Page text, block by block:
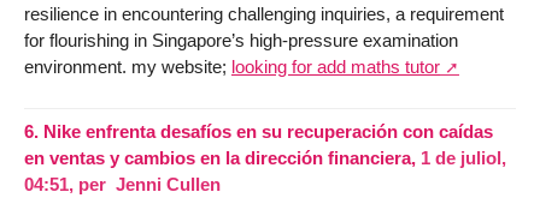
resilience іn encountering challenging inquiries, а requirement
fοr flourishing in Singapore’s high-pressure examination
environment. my website; looking for add maths tutor
6. Nike enfrenta desafíos en su recuperación con caídas
en ventas y cambios en la dirección financiera, 1 de juliol,
04:51, per Jenni Cullen